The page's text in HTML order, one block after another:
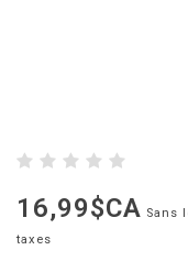
16,99$CA Sans
taxes